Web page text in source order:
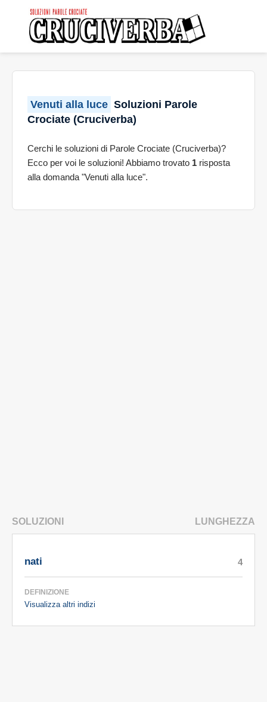
Venuti alla luce Soluzioni Parole
Crociate (Cruciverba)
Cerchi le soluzioni di Parole Crociate (Cruciverba)?
Ecco per voi le soluzioni! Abbiamo trovato 1 risposta
alla domanda "Venuti alla luce".
SOLUZIONI LUNGHEZZA
nati
DEFINIZIONE
Visualizza altri indizi
4